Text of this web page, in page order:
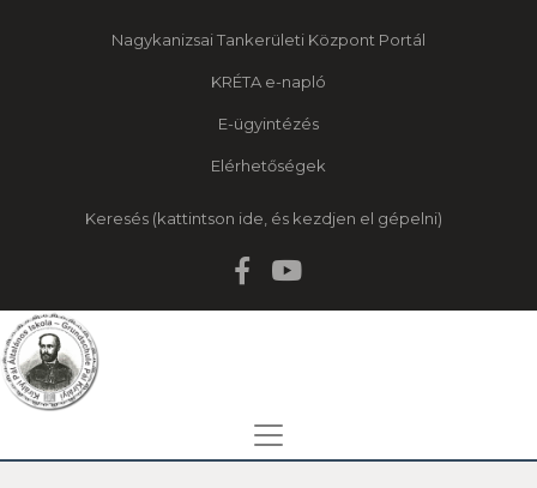
Nagykanizsai Tankerületi Központ Portál
KRÉTA e-napló
E-ügyintézés
Elérhetőségek
Keresés